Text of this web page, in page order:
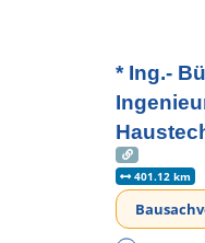
* Ing.-
401.12 km